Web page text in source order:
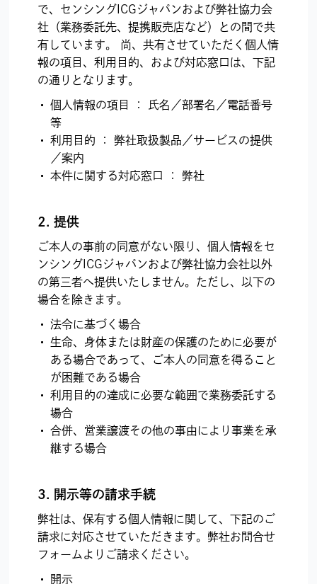
で、センシングICGジャパンおよび弊社協力会
社（業務委託先、提携販売店など）との間で共
有しています。 尚、共有させていただく個人情
報の項目、利用目的、および対応窓口は、下記
の通りとなります。
個人情報の項目 ： 氏名／部署名／電話番号
等
利用目的 ： 弊社取扱製品／サービスの提供
／案内
本件に関する対応窓口 ： 弊社
2. 提供
ご本人の事前の同意がない限り、個人情報をセ
ンシングICGジャパンおよび弊社協力会社以外
の第三者へ提供いたしません。ただし、以下の
場合を除きます。
法令に基づく場合
生命、身体または財産の保護のために必要が
ある場合であって、ご本人の同意を得ること
が困難である場合
利用目的の達成に必要な範囲で業務委託する
場合
合併、営業譲渡その他の事由により事業を承
継する場合
3. 開示等の請求手続
弊社は、保有する個人情報に関して、下記のご
請求に対応させていただきます。弊社お問合せ
フォームよりご請求ください。
開示